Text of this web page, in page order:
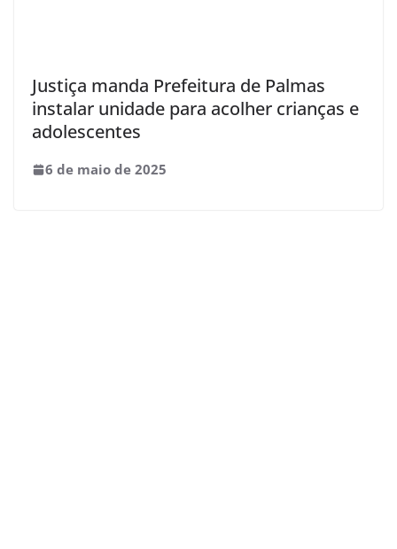
Justiça manda Prefeitura de Palmas
instalar unidade para acolher crianças e
adolescentes
6 de maio de 2025